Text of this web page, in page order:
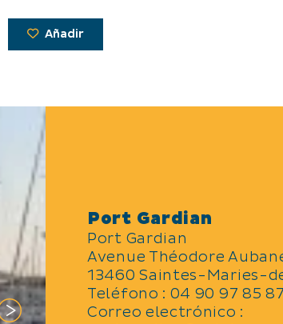
Añadir
Port Gardian
Port Gardian
Avenue Théodore
13460 Saintes-Maries-
Teléfono : 04 90 97 85 87
Correo electrónico :